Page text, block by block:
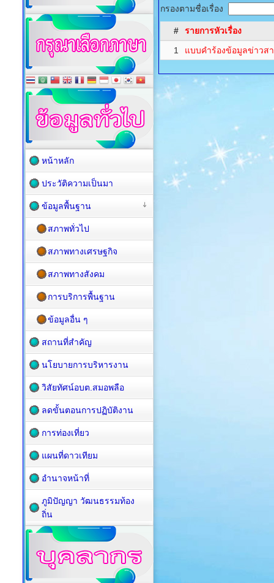
กรองตามชื่อเรื่อง
#
รายการหัวเรื่อง
1
แบบคำร้องข้อมูลข่าวส
หน้าหลัก
ประวัติความเป็นมา
ข้อมูลพื้นฐาน
สภาพทั่วไป
สภาพทางเศรษฐกิจ
สภาพทางสังคม
การบริการพื้นฐาน
ข้อมูลอื่น ๆ
สถานที่สำคัญ
นโยบายการบริหารงาน
วิสัยทัศน์อบต.สมอพลือ
ลดขั้นตอนการปฏิบัติงาน
การท่องเที่ยว
แผนที่ดาวเทียม
อำนาจหน้าที่
ภูมิปัญญา วัฒนธรรมท้อง
ถิ่น